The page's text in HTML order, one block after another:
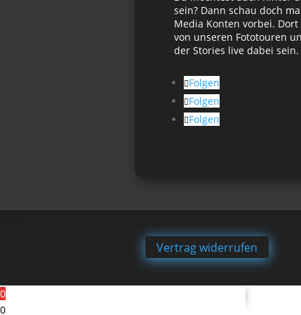
sein? Dann schau doch
Media Konten vorbei.
von unseren Fototouren
der Stories live dabei sein.
Folgen
Folgen
Folgen
Vertrag widerrufen
0
0